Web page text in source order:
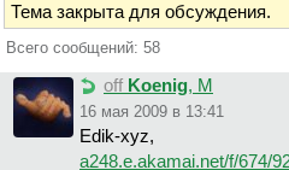
Тема закрыта для обсуждения.
Всего сообщений: 58
off Koenig, М
16 мая 2009 в 13:41
Edik-xyz,
a248.e.akamai.net/f/674/